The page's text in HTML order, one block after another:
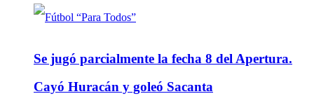
Se jugó parcialmente la fecha 8 del Apertura.
Cayó Huracán y goleó Sacanta